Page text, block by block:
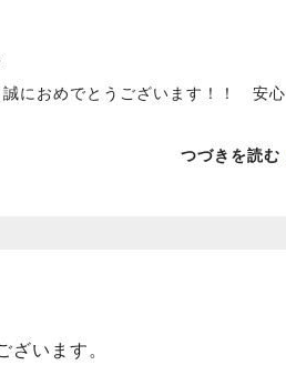
誠におめでとうございます！！ 安心
つづきを読む
ざいます。